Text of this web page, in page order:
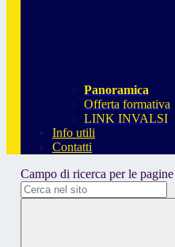
Panoramica
Offerta formativa
LINK INVALSI
Info utili
Contatti
Campo di ricerca per le